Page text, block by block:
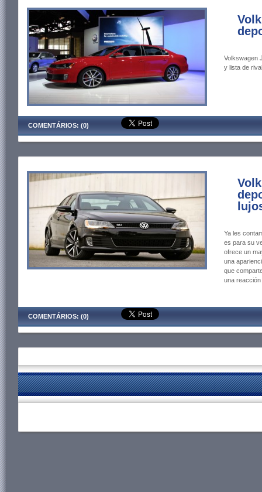
Volkswagen
y lista de
COMENTÁRIOS: (0)
Ya les
es para su
ofrece un
una
que
una
COMENTÁRIOS: (0)